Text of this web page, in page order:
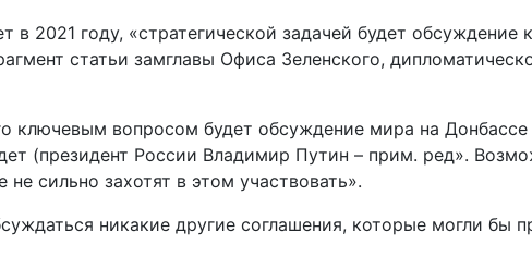
году, «стратегической задачей будет обсуждение
статьи замглавы Офиса Зеленского,
ключевым вопросом будет обсуждение мира на
(президент России Владимир Путин – прим. ред».
сильно захотят в этом участвовать».
никакие другие соглашения, которые могли бы